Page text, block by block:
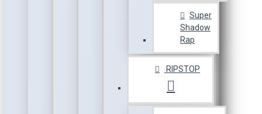
Super
Shadow
Rap
RIPSTOP